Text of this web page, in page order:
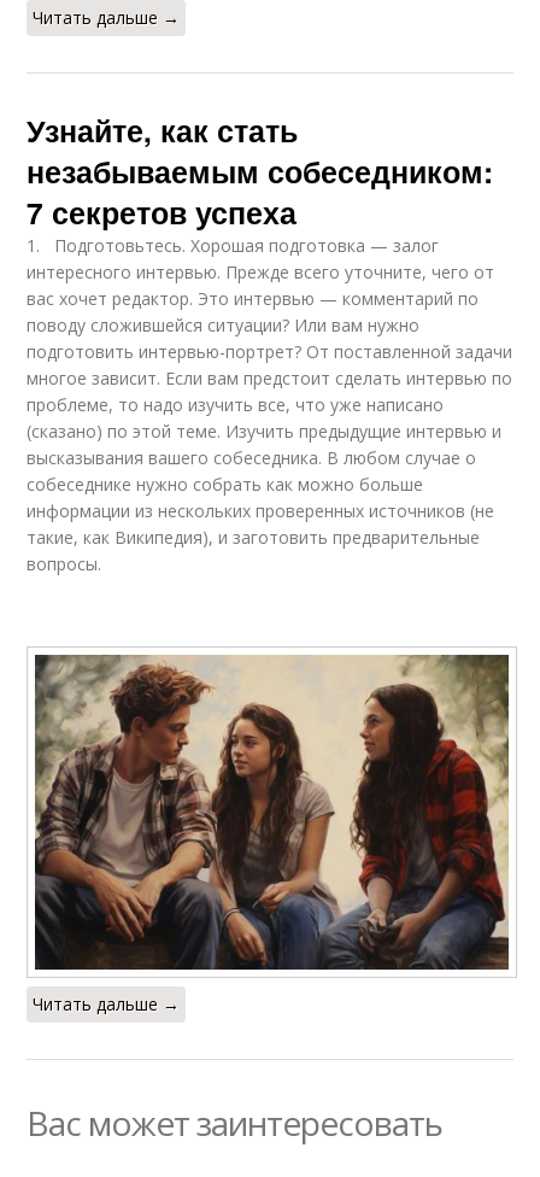
Читать дальше →
Узнайте, как стать
незабываемым собеседником:
7 секретов успеха
1. Подготовьтесь. Хорошая подготовка — залог
интересного интервью. Прежде всего уточните, чего от
вас хочет редактор. Это интервью — комментарий по
поводу сложившейся ситуации? Или вам нужно
подготовить интервью-портрет? От поставленной задачи
многое зависит. Если вам предстоит сделать интервью по
проблеме, то надо изучить все, что уже написано
(сказано) по этой теме. Изучить предыдущие интервью и
высказывания вашего собеседника. В любом случае о
собеседнике нужно собрать как можно больше
информации из нескольких проверенных источников (не
такие, как Википедия), и заготовить предварительные
вопросы.
Читать дальше →
Вас может заинтересовать